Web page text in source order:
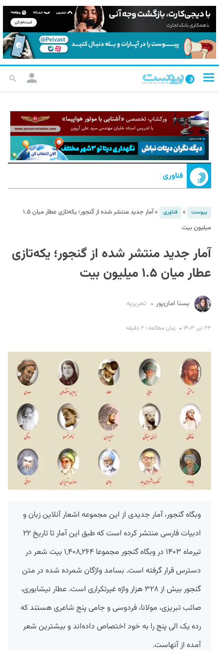
فناوری
پیوست » فناوری »
آمار جدید منتشر شده از گنجور؛ یکه‌تازی عطار میان ۱.۵
میلیون بیت
آمار جدید منتشر شده از گنجور؛ یکه‌تازی
عطار میان ۱.۵ میلیون بیت
یسنا امان‌پور تحریریه
۲۳ تیر ۱۴۰۳ زمان مطالعه : ۲ دقیقه
وبگاه گنجور، آمار جدیدی از این مجموعه اشعار آنلاین زبان و
ادبیات فارسی منتشر کرده است که طبق این آمار تا تاریخ ۲۲
تیرماه ۱۴۰۳ در وبگاه گنجور مجموعا ۱,۴۰۸,۲۶۴ بیت شعر در
دسترس قرار گرفته است. بسامد واژگان شمرده شده در متن
گنجور بیش از ۳۲۸ هزار واژه غیرتکراری است. عطار نیشابوری،
صائب تبریزی، مولانا، فردوسی و جامی پنج شاعری هستند که
رده یک الی پنج را به خود اختصاص داده‌اند و بیشترین شعر
آمده از آنهاست.